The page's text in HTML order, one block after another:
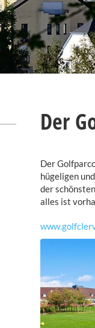
Der
Der
hügeligen
der
alles ist